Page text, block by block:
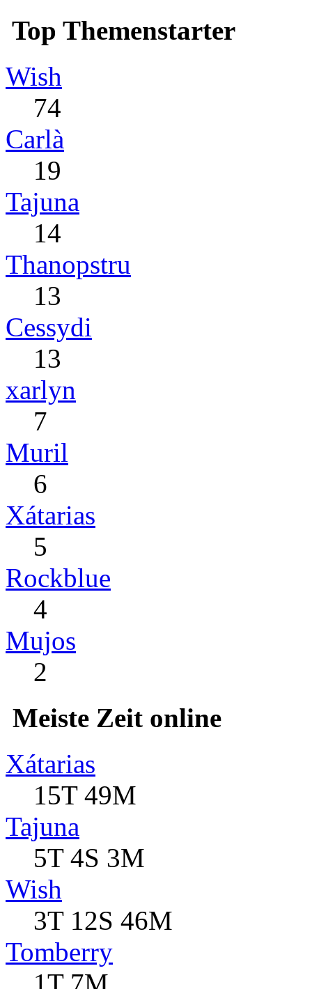
Top Themenstarter
Wish
74
Carlà
19
Tajuna
14
Thanopstru
13
Cessydi
13
xarlyn
7
Muril
6
Xátarias
5
Rockblue
4
Mujos
2
Meiste Zeit online
Xátarias
15T 49M
Tajuna
5T 4S 3M
Wish
3T 12S 46M
Tomberry